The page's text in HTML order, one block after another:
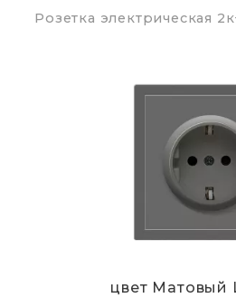
Розетка электрическая
цвет Матовый